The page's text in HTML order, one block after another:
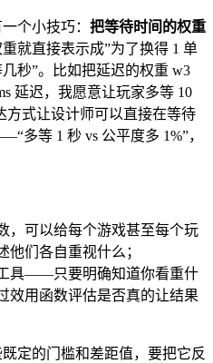
个小技巧： 把等待时间的权重
就直接表示成”为了换得 1 单
秒”。比如把延迟的权重 w3
延迟，我愿意让玩家多等 10
方式让设计师可以直接在等待
多等 1 秒 vs 公平度多 1%”，
，可以给每个游戏甚至每个玩
他们各自重视什么；
具——只要明确知道你看重什
效用函数评估是否真的让结果
定的门槛和差距值，要把它反